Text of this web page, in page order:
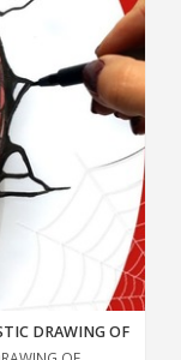
DRAWING OF